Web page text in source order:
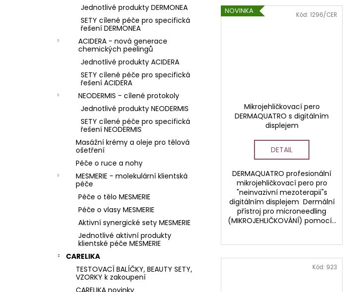
Jednotlivé produkty DERMONEA
SETY cílené péče pro specifická
řešení DERMONEA
ACIDERA - nová generace
chemických peelingů
Jednotlivé produkty ACIDERA
SETY cílené péče pro specifická
řešení ACIDERA
NEODERMIS - cílené protokoly
Jednotlivé produkty NEODERMIS
SETY cílené péče pro specifická
řešení NEODERMIS
Masážní krémy a oleje pro tělová
ošetření
Péče o ruce a nohy
MESMERIE - molekulární klientská
péče
Péče o tělo MESMERIE
Péče o vlasy MESMERIE
Aktivní synergické sety MESMERIE
Jednotlivé aktivní produkty
klientské péče MESMERIE
CARELIKA
TESTOVACÍ BALÍČKY, BEAUTY SETY,
VZORKY k zakoupení
CARELIKA novinky
NOVINKA
Mikrojehličkovací pero
DERMAQUATRO s digitálním
displejem
DETAIL
DERMAQUATRO profesionální
mikrojehličkovací pero pro
"neinvazivní mezoterapii"s
digitálním displejem Dermální
přístroj pro microneedling
(MIKROJEHLIČKOVÁNÍ) pomocí...
Kód:1296/CER
Kód: 923